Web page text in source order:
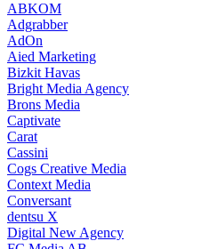
ABKOM
Adgrabber
AdOn
Aied Marketing
Bizkit Havas
Bright Media Agency
Brons Media
Captivate
Carat
Cassini
Cogs Creative Media
Context Media
Conversant
dentsu X
Digital New Agency